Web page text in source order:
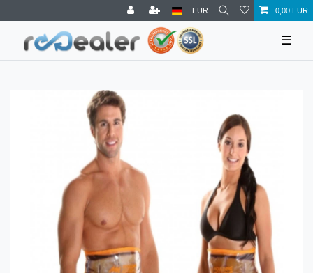
EUR 0,00 EUR
☰